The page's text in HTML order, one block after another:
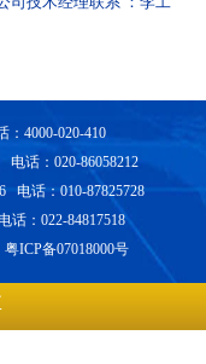
4000-020-410
话：020-86058212
电话：010-87825728
：022-84817518
ICP备07018000号